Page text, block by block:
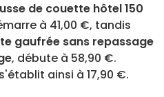
de couette hôtel 150
à 41,00 €, tandis
gaufrée sans repassage
, débute à 58,90 €.
ainsi à 17,90 €.